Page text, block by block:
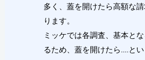
多く、蓋を開けたら高額な
ります。
ミッケでは各調査、基本と
るため、蓋を開けたら....と